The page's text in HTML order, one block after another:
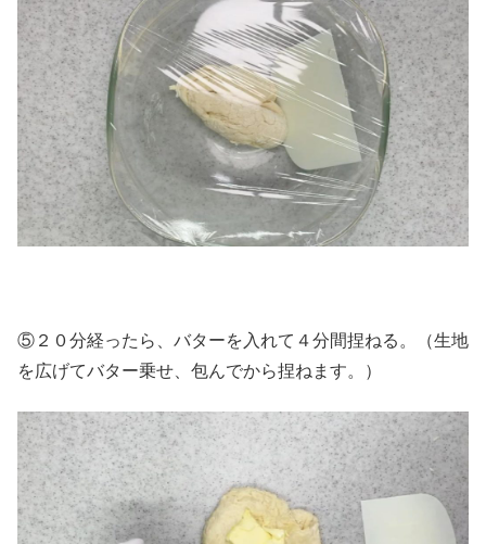
⑤２０分経ったら、バターを入れて４分間捏ねる。（生地
を広げてバター乗せ、包んでから捏ねます。）